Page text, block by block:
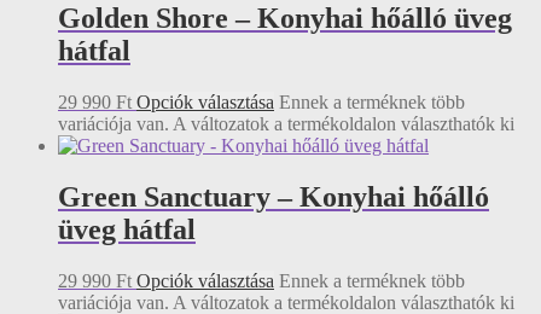
Golden Shore – Konyhai hőálló üveg
hátfal
29 990 Ft Opciók választása Ennek a terméknek több
variációja van. A változatok a termékoldalon választhatók ki
Green Sanctuary – Konyhai hőálló
üveg hátfal
29 990 Ft Opciók választása Ennek a terméknek több
variációja van. A változatok a termékoldalon választhatók ki